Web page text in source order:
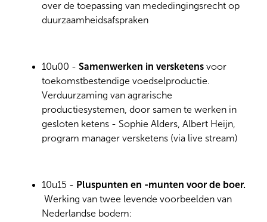
over de toepassing van mededingingsrecht op
duurzaamheidsafspraken
10u00 - Samenwerken in versketens voor
toekomstbestendige voedselproductie.
Verduurzaming van agrarische
productiesystemen, door samen te werken in
gesloten ketens - Sophie Alders, Albert Heijn,
program manager versketens (via live stream)
10u15 - Pluspunten en -munten voor de boer.
Werking van twee levende voorbeelden van
Nederlandse bodem: